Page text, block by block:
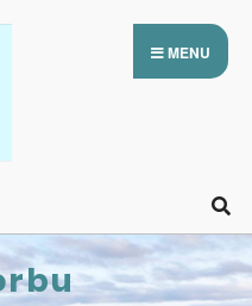
MENU